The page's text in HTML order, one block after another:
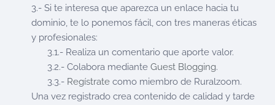
3.- Si te interesa que aparezca un enlace hacia tu
dominio, te lo ponemos fácil, con tres maneras éticas
y profesionales:
3.1.- Realiza un comentario que aporte valor.
3.2.- Colabora mediante Guest Blogging.
3.3.- Regístrate como miembro de Ruralzoom.
Una vez registrado crea contenido de calidad y tarde